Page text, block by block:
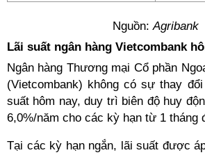
Nguồn:Agribank
Lãi suất ngân hàng Vietcombank
Ngân hàng Thương mại Cổ phần
(Vietcombank) không có sự thay
suất hôm nay, duy trì biên độ huy
6,0%/năm cho các kỳ hạn từ 1 tháng
Tại các kỳ hạn ngắn, lãi suất được